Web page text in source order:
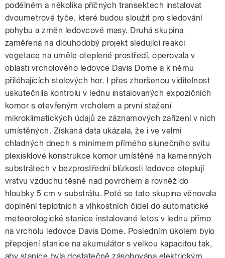
podélném a několika příčných transektech instalovat
dvoumetrové tyče, které budou sloužit pro sledování
pohybu a změn ledovcové masy. Druhá skupina
zaměřená na dlouhodobý projekt sledující reakci
vegetace na uměle oteplené prostředí, operovala v
oblasti vrcholového ledovce Davis Dome a k němu
přiléhajících stolových hor. I přes zhoršenou viditelnost
uskutečnila kontrolu v lednu instalovaných expozičních
komor s otevřeným vrcholem a první stažení
mikroklimatických údajů ze záznamových zařízení v nich
umístěných. Získaná data ukázala, že i ve velmi
chladných dnech s minimem přímého slunečního svitu
plexisklové konstrukce komor umístěné na kamenných
substrátech v bezprostřední blízkosti ledovce oteplují
vrstvu vzduchu těsně nad povrchem a rovněž do
hloubky 5 cm v substrátu. Poté se tato skupina věnovala
doplnění teplotních a vlhkostních čidel do automatické
meteorologické stanice instalované letos v lednu přímo
na vrcholu ledovce Davis Dome. Posledním úkolem bylo
přepojení stanice na akumulátor s velkou kapacitou tak,